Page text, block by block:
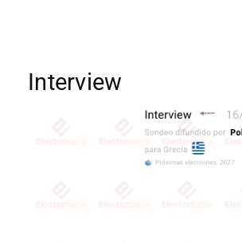
Interview